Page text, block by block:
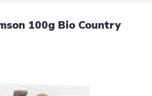
100g Bio Country